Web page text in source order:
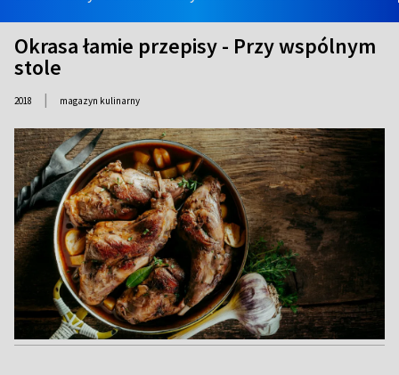
Okrasa łamie przepisy - Przy wspólnym
stole
2018 | magazyn kulinarny